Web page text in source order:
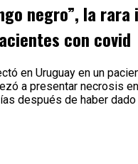
negro”, la
con covid
en Uruguay en un
a presentar necrosis
después de haber